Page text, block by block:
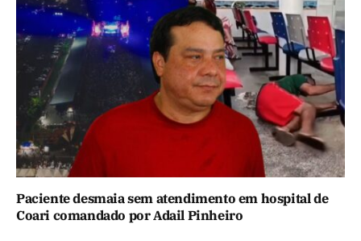
Paciente desmaia sem atendimento em hospital de
Coari comandado por Adail Pinheiro